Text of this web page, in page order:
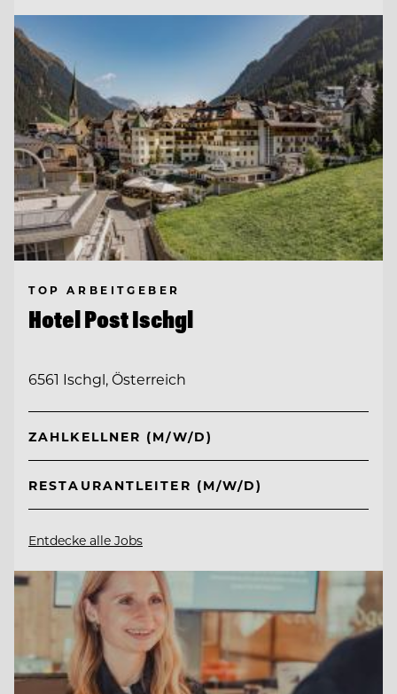
TOP ARBEITGEBER
Hotel Post Ischgl
6561 Ischgl, Österreich
ZAHLKELLNER (M/W/D)
RESTAURANTLEITER (M/W/D)
Entdecke alle Jobs